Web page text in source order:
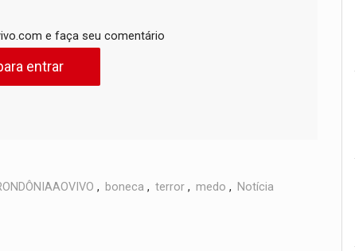
e faça seu comentário
entrar
, boneca , terror , medo , Notícia